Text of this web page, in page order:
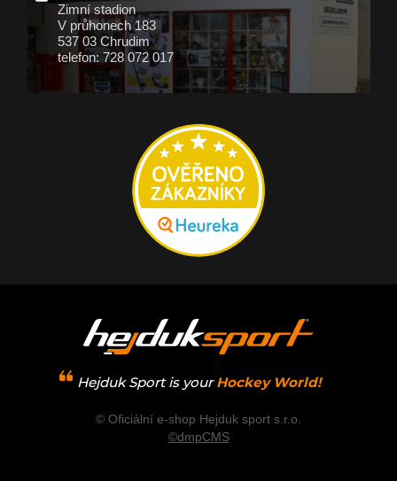
Zimní stadion
V průhonech 183
537 03 Chrudim
telefon: 728 072 017
Hejduk Sport is your Hockey World!
© Oficiální e-shop Hejduk sport s.r.o.
©dmpCMS